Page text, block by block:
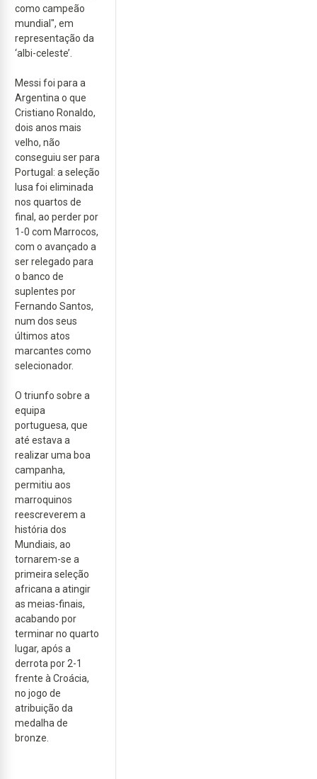
como campeão
mundial", em
representação da
‘albi-celeste’.
Messi foi para a
Argentina o que
Cristiano Ronaldo,
dois anos mais
velho, não
conseguiu ser para
Portugal: a seleção
lusa foi eliminada
nos quartos de
final, ao perder por
1-0 com Marrocos,
com o avançado a
ser relegado para
o banco de
suplentes por
Fernando Santos,
num dos seus
últimos atos
marcantes como
selecionador.
O triunfo sobre a
equipa
portuguesa, que
até estava a
realizar uma boa
campanha,
permitiu aos
marroquinos
reescreverem a
história dos
Mundiais, ao
tornarem-se a
primeira seleção
africana a atingir
as meias-finais,
acabando por
terminar no quarto
lugar, após a
derrota por 2-1
frente à Croácia,
no jogo de
atribuição da
medalha de
bronze.